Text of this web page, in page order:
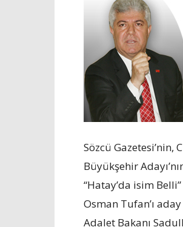
Sözcü
Büyükşehir
“Hatay’da isim
Osman Tufan’ı
Adalet Bakanı